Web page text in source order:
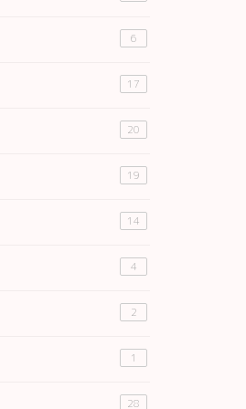
6
17
20
19
14
4
2
1
28